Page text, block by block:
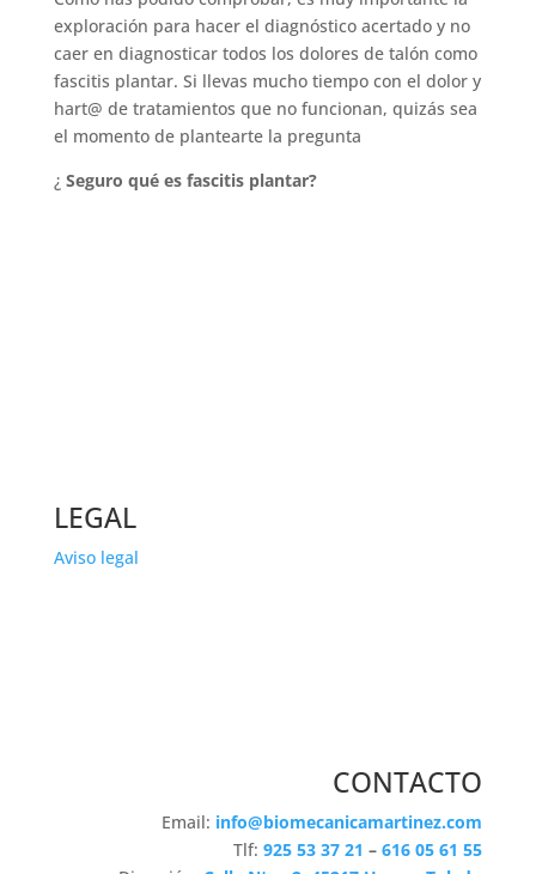
exploración para hacer el diagnóstico acertado y no
caer en diagnosticar todos los dolores de talón como
fascitis plantar. Si llevas mucho tiempo con el dolor y
hart@ de tratamientos que no funcionan, quizás sea
el momento de plantearte la pregunta
¿ Seguro qué es fascitis plantar?
LEGAL
Aviso legal
CONTACTO
Email: info@biomecanicamartinez.com
Tlf:925 53 37 21 –616 05 61 55